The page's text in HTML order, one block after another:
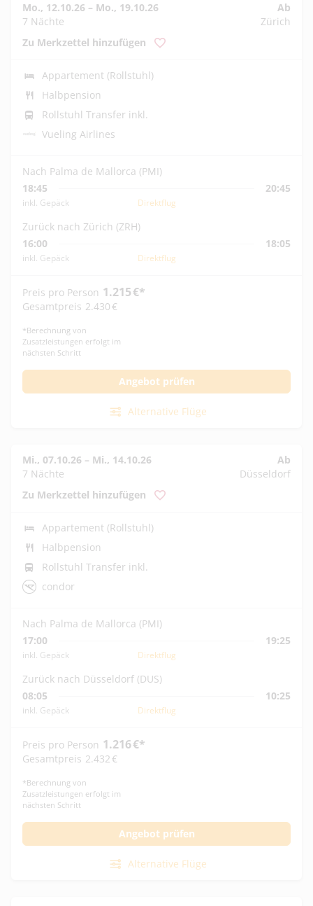
Mo., 12.10.26 – Mo., 19.10.26
7 Nächte
Ab
Zürich
Zu Merkzettel hinzufügen
Appartement (Rollstuhl)
Halbpension
Rollstuhl Transfer inkl.
Vueling Airlines
Nach Palma de Mallorca (PMI)
18:45
20:45
inkl. Gepäck Direktflug
Zurück nach Zürich (ZRH)
16:00
18:05
inkl. Gepäck Direktflug
Preis pro Person 1.215€*
Gesamtpreis 2.430€
*Berechnung von
Zusatzleistungen erfolgt im
nächsten Schritt
Angebot prüfen
Alternative Flüge
Mi., 07.10.26 – Mi., 14.10.26
7 Nächte
Ab
Düsseldorf
Zu Merkzettel hinzufügen
Appartement (Rollstuhl)
Halbpension
Rollstuhl Transfer inkl.
condor
Nach Palma de Mallorca (PMI)
17:00
19:25
inkl. Gepäck Direktflug
Zurück nach Düsseldorf (DUS)
08:05
10:25
inkl. Gepäck Direktflug
Preis pro Person 1.216€*
Gesamtpreis 2.432€
*Berechnung von
Zusatzleistungen erfolgt im
nächsten Schritt
Angebot prüfen
Alternative Flüge